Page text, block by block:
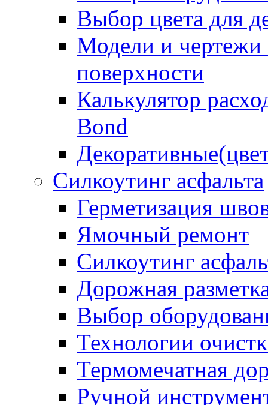
Выбор цвета для
Модели и чертежи
поверхности
Калькулятор
Bond
Силкоутинг асфальта
Герметизация
Ямочный ремонт
Силкоутинг
Дорожная
Выбор
Технологии
Термомечатная
Ручной